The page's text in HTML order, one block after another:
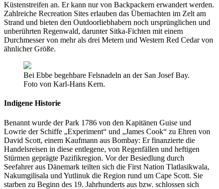
Küstenstreifen an. Er kann nur von Backpackern erwandert werden.
Zahlreiche Recreation Sites erlauben das Übernachten im Zelt am
Strand und bieten den Outdoorliebhabern noch ursprünglichen und
unberührten Regenwald, darunter Sitka-Fichten mit einem
Durchmesser von mehr als drei Metern und Western Red Cedar von
ähnlicher Größe.
Bei Ebbe begehbare Felsnadeln an der San Josef Bay.
Foto von Karl-Hans Kern.
Indigene Historie
Benannt wurde der Park 1786 von den Kapitänen Guise und
Lowrie der Schiffe „Experiment“ und „James Cook“ zu Ehren von
David Scott, einem Kaufmann aus Bombay: Er finanzierte die
Handelsreisen in diese entlegene, von Regenfällen und heftigen
Stürmen geprägte Pazifikregion. Vor der Besiedlung durch
Seefahrer aus Dänemark teilten sich die First Nation Tlatlasikwala,
Nakumgilisala und Yutlinuk die Region rund um Cape Scott. Sie
starben zu Beginn des 19. Jahrhunderts aus bzw. schlossen sich